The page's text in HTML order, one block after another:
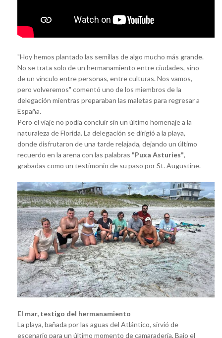
"Hoy hemos plantado las semillas de algo mucho más grande.
No se trata solo de un hermanamiento entre ciudades, sino
de un vínculo entre personas, entre culturas. Nos vamos,
pero volveremos" comentó uno de los miembros de la
delegación mientras preparaban las maletas para regresar a
España.
Pero el viaje no podía concluir sin un último homenaje a la
naturaleza de Florida. La delegación se dirigió a la playa,
donde disfrutaron de una tarde relajada, dejando un último
recuerdo en la arena con las palabras "Puxa Asturies",
grabadas como un testimonio de su paso por St. Augustine.
El mar, testigo del hermanamiento
La playa, bañada por las aguas del Atlántico, sirvió de
escenario para un último momento de camaradería. Bajo el